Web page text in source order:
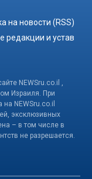
на новости (RSS)
редакции и устав
NEWSru.co.il ,
Израиля. При
NEWSru.co.il
эксклюзивных
– в том числе в
не разрешается.